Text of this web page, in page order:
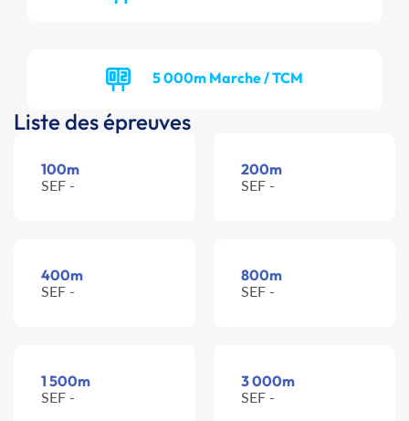
5 000m Marche / TCM
Liste des épreuves
100m
SEF -
200m
SEF -
400m
SEF -
800m
SEF -
1 500m
SEF -
3 000m
SEF -